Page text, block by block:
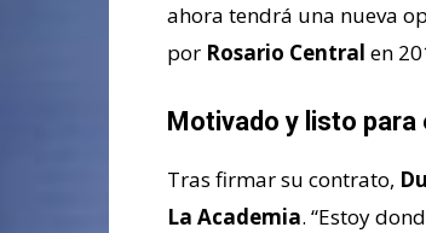
ahora tendrá una nueva
por Rosario Central en
Motivado y listo para
Tras firmar su contrato,
La Academia. “Estoy